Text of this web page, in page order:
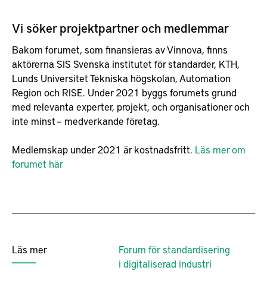
Vi söker projektpartner och medlemmar
Bakom forumet, som finansieras av Vinnova, finns
aktörerna SIS Svenska institutet för standarder, KTH,
Lunds Universitet Tekniska högskolan, Automation
Region och RISE. Under 2021 byggs forumets grund
med relevanta experter, projekt, och organisationer och
inte minst – medverkande företag.
Medlemskap under 2021 är kostnadsfritt. Läs mer om
forumet här
Läs mer
Forum för standardisering
i digitaliserad industri